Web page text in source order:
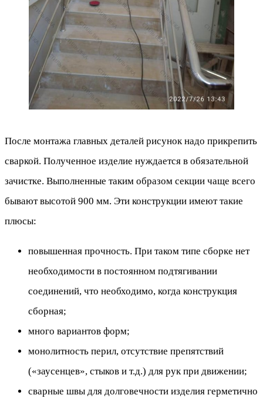
После монтажа главных деталей рисунок надо прикрепить
сваркой. Полученное изделие нуждается в обязательной
зачистке. Выполненные таким образом секции чаще всего
бывают высотой 900 мм. Эти конструкции имеют такие
плюсы:
повышенная прочность. При таком типе сборке нет
необходимости в постоянном подтягивании
соединений, что необходимо, когда конструкция
сборная;
много вариантов форм;
монолитность перил, отсутствие препятствий
(«заусенцев», стыков и т.д.) для рук при движении;
сварные швы для долговечности изделия герметично